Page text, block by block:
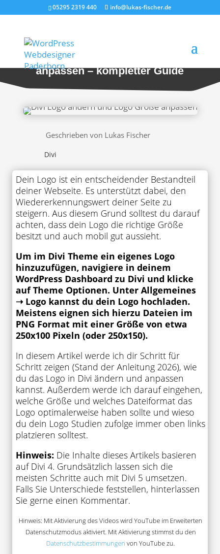
05295 2319 440 info@lukas-fischer.de
Divi Logo ändern und Größe
anpassen – kompletter Guide
Geschrieben von Lukas Fischer
Divi
Dein Logo ist ein entscheidender Bestandteil
deiner Webseite. Es unterstützt dabei, den
Wiedererkennungswert deiner Seite zu
steigern. Aus diesem Grund solltest du darauf
achten, dass dein Logo die richtige Größe
besitzt und auch mobil gut aussieht.
Um im Divi Theme ein eigenes Logo
hinzuzufügen, navigiere in deinem
WordPress Dashboard zu Divi und klicke
auf Theme Optionen. Unter Allgemeines
➝ Logo kannst du dein Logo hochladen.
Meistens eignen sich hierzu Dateien im
PNG Format mit einer Größe von etwa
250x100 Pixeln (oder 250x150).
In diesem Artikel werde ich dir Schritt für
Schritt zeigen (Stand der Anleitung 2026), wie
du das Logo in Divi ändern und anpassen
kannst. Außerdem werde ich darauf eingehen,
welche Größe und welches Dateiformat das
Logo optimalerweise haben sollte und wieso
du dein Logo Studien zufolge immer oben links
platzieren solltest.
Hinweis: Die Inhalte dieses Artikels basieren
auf Divi 4. Grundsätzlich lassen sich die
meisten Schritte auch mit Divi 5 umsetzen.
Falls Sie Unterschiede feststellen, hinterlassen
Sie gerne einen Kommentar.
Hinweis: Mit Aktivierung des Videos wird YouTube im Erweiterten
Datenschutzmodus aktiviert. Mit Aktivierung stimmst du den
Datenschutzbestimmungen von YouTube zu.